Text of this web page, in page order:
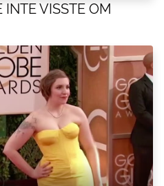
INTE VISSTE OM